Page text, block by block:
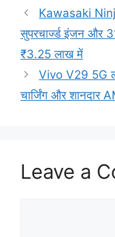
Kawasaki
सुपरचार्ज्ड इंजन और
₹3.25 लाख में
Vivo V29 5G
चार्जिंग और शानदार
Leave a